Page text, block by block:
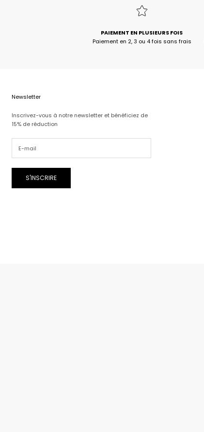
PAIEMENT EN PLUSIEURS FOIS
Paiement en 2, 3 ou 4 fois sans frais
Newsletter
Inscrivez-vous à notre newsletter et bénéficiez de
15% de réduction
S'INSCRIRE